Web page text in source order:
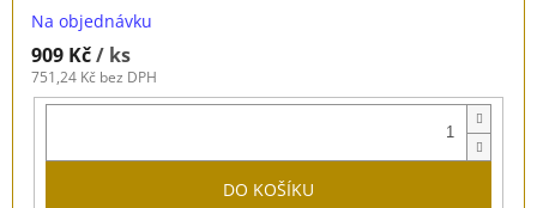
Na objednávku
909 Kč/ ks
751,24 Kč bez DPH
DO KOŠÍKU